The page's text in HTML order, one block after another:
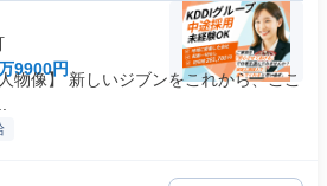
9900円
物像】 新しいジブンをこれから、ここ